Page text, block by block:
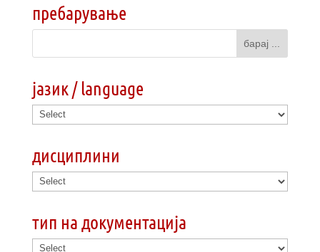
пребарување
јазик / language
дисциплини
тип на документација